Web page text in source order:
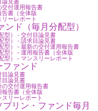
論見書
交付運用報告書
告書（全体版
ーレポート
ド（毎月分配型）
型） - 交付目論見書
型） - 請求目論見書
型） - 最新の交付運用報告書
型） - 運用報告書（全体版
型） - マンスリーレポート
ファンド
目論見書
目論見書
の交付運用報告書
報告書（全体版
リーレポート
リン・ファンド毎月